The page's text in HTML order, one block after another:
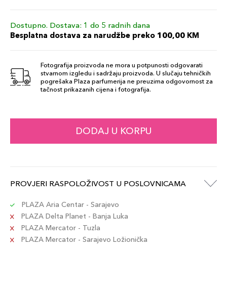
Dostupno. Dostava: 1 do 5 radnih dana
Besplatna dostava za narudžbe preko 100,00 KM
Fotografija proizvoda ne mora u potpunosti odgovarati
stvarnom izgledu i sadržaju proizvoda. U slučaju tehničkih
pogrešaka Plaza parfumerija ne preuzima odgovornost za
tačnost prikazanih cijena i fotografija.
DODAJ U KORPU
PROVJERI RASPOLOŽIVOST U POSLOVNICAMA
PLAZA Aria Centar - Sarajevo
PLAZA Delta Planet - Banja Luka
PLAZA Mercator - Tuzla
PLAZA Mercator - Sarajevo Ložionička